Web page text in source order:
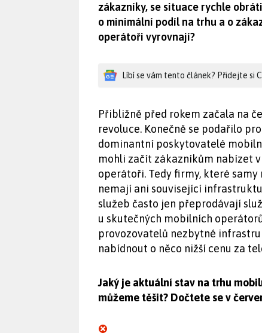
zákazníky, se situace rychle
o minimální podíl na trhu a o
operátoři vyrovnají?
Líbí se vám tento článek? Přidejte si
Přibližně před rokem začala na
revoluce. Konečně se podařilo
dominantní poskytovatelé
mohli začít zákazníkům nabízet
operátoři. Tedy firmy, které
nemají ani související
služeb často jen přeprodávají
u skutečných mobilních
provozovatelů nezbytné
nabídnout o něco nižší cenu za
Jaký je aktuální stav na trhu
můžeme těšit? Dočtete se v